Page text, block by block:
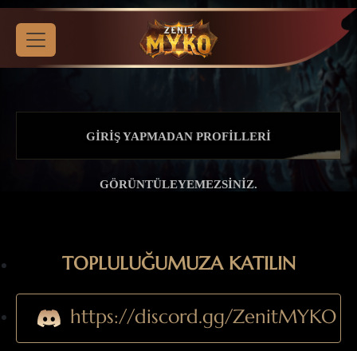
GIRIŞ YAPMADAN PROFILLERI
GÖRÜNTÜLEYEMEZSINIZ.
TOPLULUĞUMUZA KATILIN
https://discord.gg/ZenitMYKO